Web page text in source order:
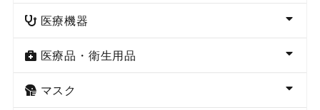
医療機器
医療品・衛生用品
マスク